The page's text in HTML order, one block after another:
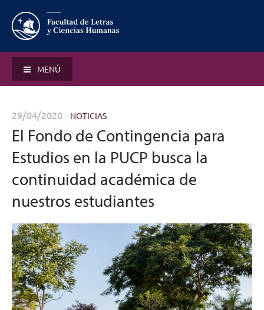
MENÚ
29/04/2020 NOTICIAS
El Fondo de Contingencia para
Estudios en la PUCP busca la
continuidad académica de
nuestros estudiantes